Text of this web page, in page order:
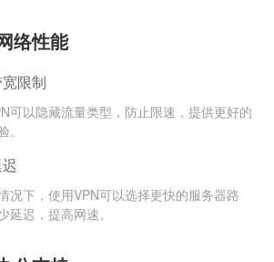
络性能
限制
可以隐藏流量类型，防止限速，提供更好的
。
况下，使用VPN可以选择更快的服务器路
延迟，提高网速。